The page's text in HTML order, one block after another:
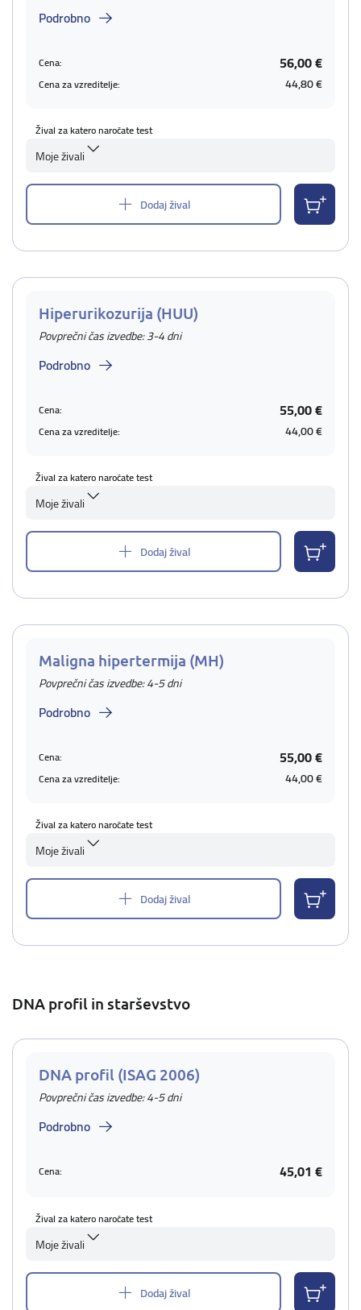
Podrobno
Cena: 56,00 €
Cena za vzreditelje: 44,80 €
Žival za katero naročate test
Moje živali
Dodaj žival
Hiperurikozurija (HUU)
Povprečni čas izvedbe: 3-4 dni
Podrobno
Cena: 55,00 €
Cena za vzreditelje: 44,00 €
Žival za katero naročate test
Moje živali
Dodaj žival
Maligna hipertermija (MH)
Povprečni čas izvedbe: 4-5 dni
Podrobno
Cena: 55,00 €
Cena za vzreditelje: 44,00 €
Žival za katero naročate test
Moje živali
Dodaj žival
DNA profil in starševstvo
DNA profil (ISAG 2006)
Povprečni čas izvedbe: 4-5 dni
Podrobno
Cena: 45,01 €
Žival za katero naročate test
Moje živali
Dodaj žival